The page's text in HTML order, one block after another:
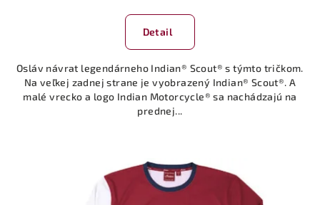
Detail
Osláv návrat legendárneho Indian® Scout® s týmto tričkom.
Na veľkej zadnej strane je vyobrazený Indian® Scout®. A
malé vrecko a logo Indian Motorcycle® sa nachádzajú na
prednej...